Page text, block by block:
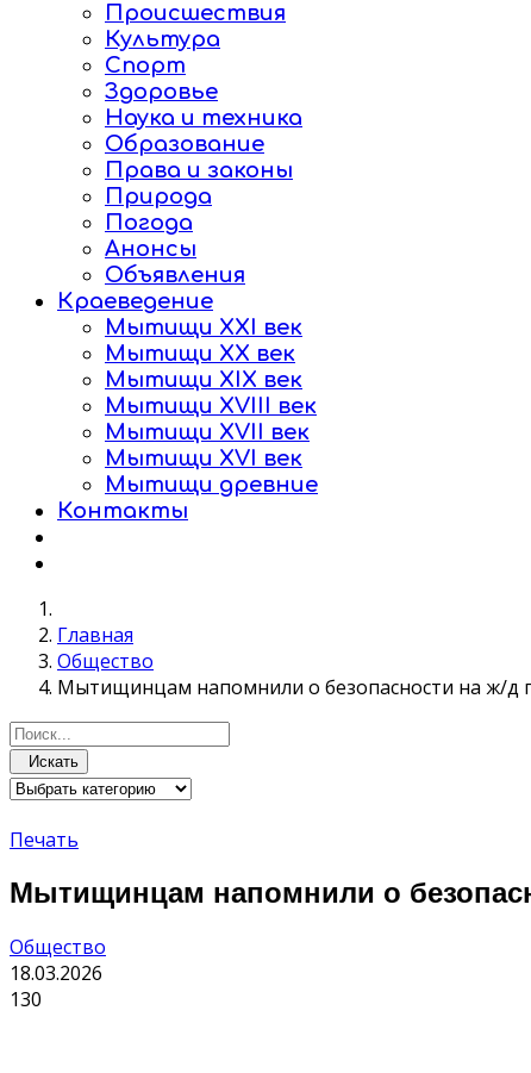
Происшествия
Культура
Спорт
Здоровье
Наука и техника
Образование
Права и законы
Природа
Погода
Анонсы
Объявления
Краеведение
Мытищи XXI век
Мытищи XX век
Мытищи XIX век
Мытищи XVIII век
Мытищи XVII век
Мытищи XVI век
Мытищи древние
Контакты
Главная
Общество
Мытищинцам напомнили о безопасности на ж/д
Искать
Печать
Мытищинцам напомнили о
Общество
18.03.2026
130